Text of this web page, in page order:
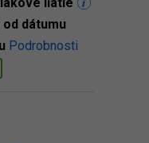
od dátumu
Podrobnosti